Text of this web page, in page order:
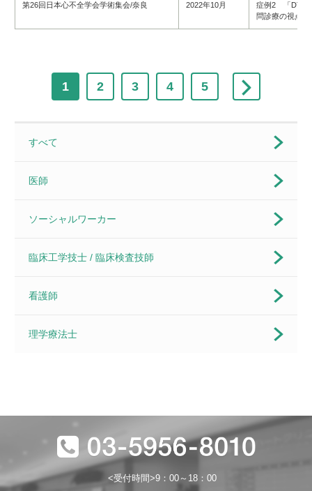
第26回日本心不全学会学術集会/奈良 2022年10月
症例2 「DTに
問診療の視点
1 2 3 4 5
すべて
医師
ソーシャルワーカー
臨床工学技士 / 臨床検査技師
看護師
理学療法士
<受付時間>9：00～18：00